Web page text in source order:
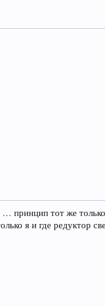
принцип тот же
я и где редуктор